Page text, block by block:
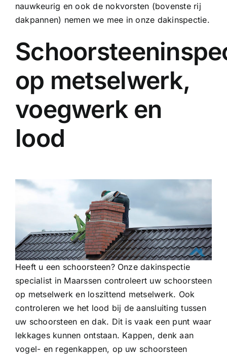
nauwkeurig en ook de nokvorsten (bovenste rij
dakpannen) nemen we mee in onze dakinspectie.
op metselwerk,
voegwerk en
lood
Heeft u een schoorsteen? Onze dakinspectie
specialist in Maarssen controleert uw schoorsteen
op metselwerk en loszittend metselwerk. Ook
controleren we het lood bij de aansluiting tussen
uw schoorsteen en dak. Dit is vaak een punt waar
lekkages kunnen ontstaan. Kappen, denk aan
vogel- en regenkappen, op uw schoorsteen